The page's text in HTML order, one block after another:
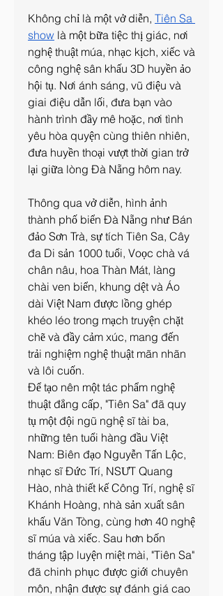
Không chỉ là một vở diễn, Tiên Sa
show là một bữa tiệc thị giác, nơi
nghệ thuật múa, nhạc kịch, xiếc và
công nghệ sân khấu 3D huyền ảo
hội tụ. Nơi ánh sáng, vũ điệu và
giai điệu dẫn lối, đưa bạn vào
hành trình đầy mê hoặc, nơi tình
yêu hòa quyện cùng thiên nhiên,
đưa huyền thoại vượt thời gian trở
lại giữa lòng Đà Nẵng hôm nay.
Thông qua vở diễn, hình ảnh
thành phố biển Đà Nẵng như Bán
đảo Sơn Trà, sự tích Tiên Sa, Cây
đa Di sản 1000 tuổi, Voọc chà vá
chân nâu, hoa Thàn Mát, làng
chài ven biển, khung dệt và Áo
dài Việt Nam được lồng ghép
khéo léo trong mạch truyện chặt
chẽ và đầy cảm xúc, mang đến
trải nghiệm nghệ thuật mãn nhãn
và lôi cuốn.
Để tạo nên một tác phẩm nghệ
thuật đẳng cấp, "Tiên Sa" đã quy
tụ một đội ngũ nghệ sĩ tài ba,
những tên tuổi hàng đầu Việt
Nam: Biên đạo Nguyễn Tấn Lộc,
nhạc sĩ Đức Trí, NSƯT Quang
Hào, nhà thiết kế Công Trí, nghệ sĩ
Khánh Hoàng, nhà sản xuất sân
khấu Văn Tòng, cùng hơn 40 nghệ
sĩ múa và xiếc. Sau hơn bốn
tháng tập luyện miệt mài, "Tiên Sa"
đã chinh phục được giới chuyên
môn, nhận được sự đánh giá cao